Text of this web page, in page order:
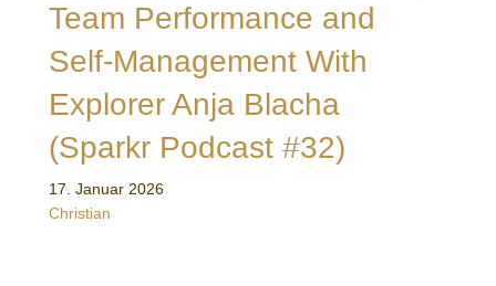
Team Performance and
Self-Management With
Explorer Anja Blacha
(Sparkr Podcast #32)
17. Januar 2026
Christian